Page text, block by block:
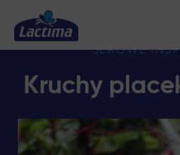
SEROWE
Kruchy